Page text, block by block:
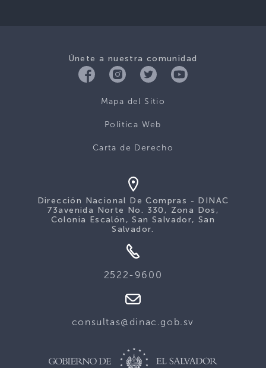
Únete a nuestra comunidad
Mapa del Sitio
Politica Web
Carta de Derecho
Dirección Nacional De Compras - DINAC
73avenida Norte No. 330, Zona Dos,
Colonia Escalón, San Salvador, San
Salvador.
2522-9600
consultas@dinac.gob.sv